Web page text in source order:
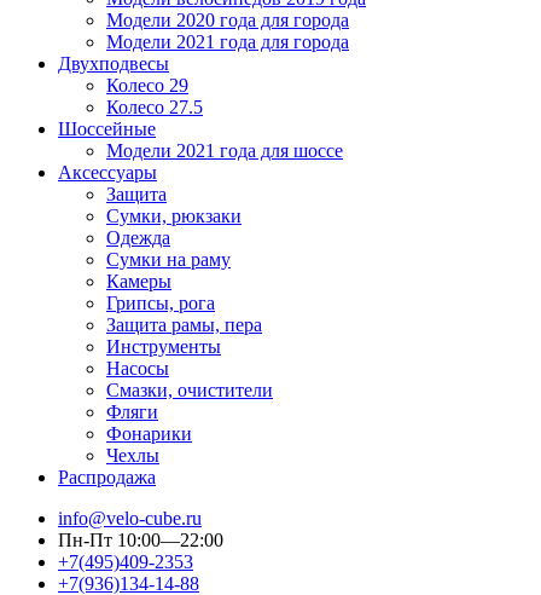
Модели 2020 года для города
Модели 2021 года для города
Двухподвесы
Колесо 29
Колесо 27.5
Шоссейные
Модели 2021 года для шоссе
Аксессуары
Защита
Сумки, рюкзаки
Одежда
Сумки на раму
Камеры
Грипсы, рога
Защита рамы, пера
Инструменты
Насосы
Смазки, очистители
Фляги
Фонарики
Чехлы
Распродажа
info@velo-cube.ru
Пн-Пт 10:00—22:00
+7(495)409-2353
+7(936)134-14-88